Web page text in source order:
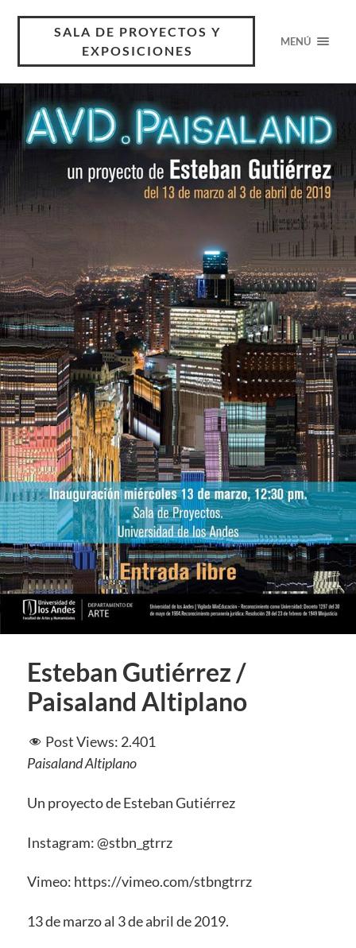
SALA DE PROYECTOS Y
EXPOSICIONES
MENÚ
Esteban Gutiérrez /
Paisaland Altiplano
Post Views: 2.401
Paisaland Altiplano
Un proyecto de Esteban Gutiérrez
Instagram: @stbn_gtrrz
Vimeo: https://vimeo.com/stbngtrrz
13 de marzo al 3 de abril de 2019.